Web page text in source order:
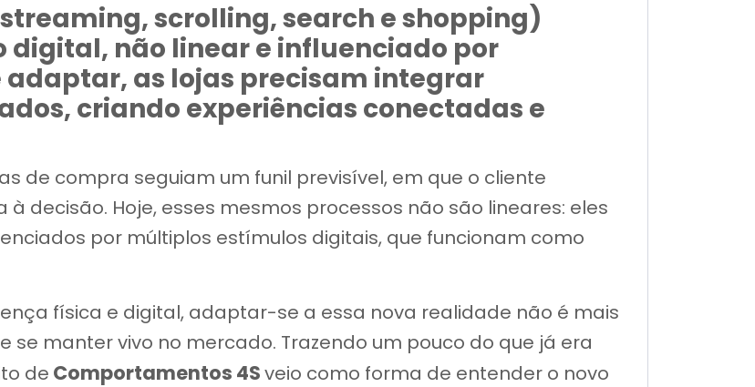
scrolling, search e shopping)
digital, não linear e influenciado por
as lojas precisam integrar
criando experiências conectadas e
de compra seguiam um funil previsível, em que o cliente
decisão. Hoje, esses mesmos processos não são lineares: eles
por múltiplos estímulos digitais, que funcionam como
física e digital, adaptar-se a essa nova realidade não é mais
se manter vivo no mercado. Trazendo um pouco do que já era
de Comportamentos 4Sveio como forma de entender o novo